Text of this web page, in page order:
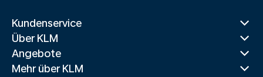
Kundenservice
Über KLM
Angebote
Mehr über KLM